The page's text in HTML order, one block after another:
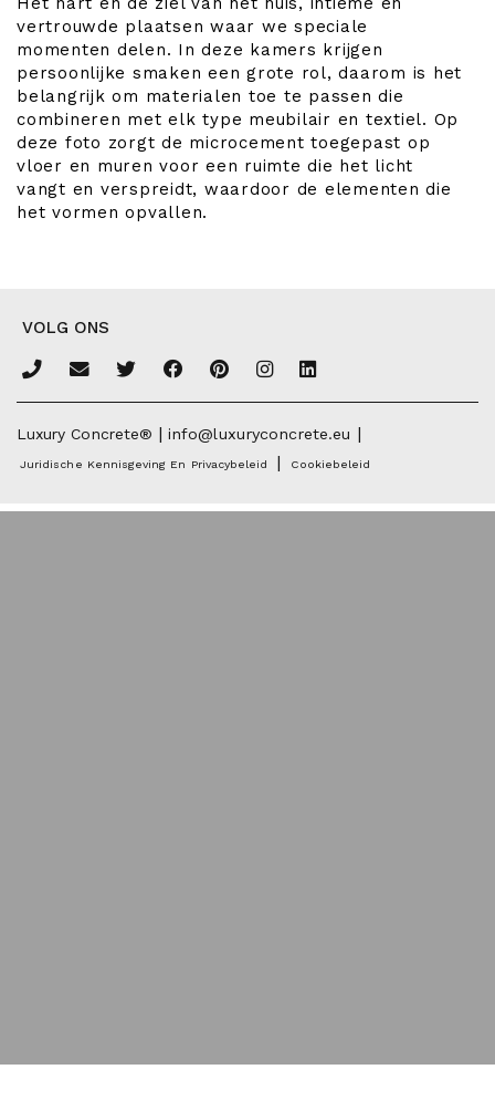
vertrouwde plaatsen waar we speciale
momenten delen. In deze kamers krijgen
persoonlijke smaken een grote rol, daarom is het
belangrijk om materialen toe te passen die
combineren met elk type meubilair en textiel. Op
deze foto zorgt de microcement toegepast op
vloer en muren voor een ruimte die het licht
vangt en verspreidt, waardoor de elementen die
het vormen opvallen.
VOLG ONS
Luxury Concrete® |info@luxuryconcrete.eu |
Juridische Kennisgeving En Privacybeleid | Cookiebeleid